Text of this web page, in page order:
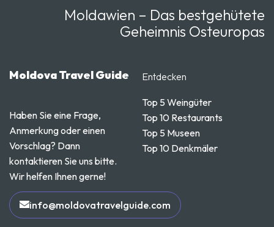
Moldawien – Das bestgehütete
Geheimnis Osteuropas
Moldova Travel Guide
Haben Sie eine Frage,
Anmerkung oder einen
Vorschlag? Dann
kontaktieren Sie uns bitte.
Wir helfen Ihnen gerne!
info@moldovatravelguide.com
Entdecken
Top 5 Weingüter
Top 10 Restaurants
Top 5 Museen
Top 10 Denkmäler